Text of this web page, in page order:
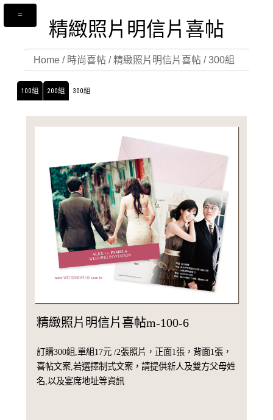
精緻照片明信片喜帖
Home/ 時尚喜帖/精緻照片明信片喜帖/300組
100組 200組 300組
精緻照片明信片喜帖m-100-6
訂購300組,單組17元 /2張照片，正面1張，背面1張，
喜帖文案,若選擇制式文案，請提供新人及雙方父母姓
名,以及宴席地址等資訊